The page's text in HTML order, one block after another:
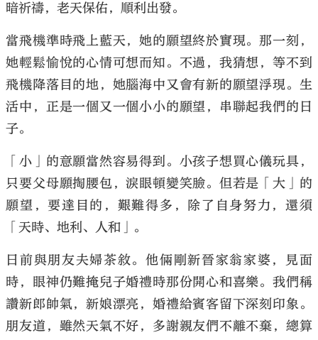
暗祈禱，老天保佑，順利出發。
當飛機準時飛上藍天，她的願望終於實現。那一刻，
她輕鬆愉悅的心情可想而知。不過，我猜想，等不到
飛機降落目的地，她腦海中又會有新的願望浮現。生
活中，正是一個又一個小小的願望，串聯起我們的日
子。
「小」的意願當然容易得到。小孩子想買心儀玩具，
只要父母願掏腰包，淚眼頓變笑臉。但若是「大」的
願望，要達目的，艱難得多，除了自身努力，還須
「天時、地利、人和」。
日前與朋友夫婦茶敘。他倆剛新晉家翁家婆，見面
時，眼神仍難掩兒子婚禮時那份開心和喜樂。我們稱
讚新郎帥氣，新娘漂亮，婚禮給賓客留下深刻印象。
朋友道，雖然天氣不好，多謝親友們不離不棄，總算